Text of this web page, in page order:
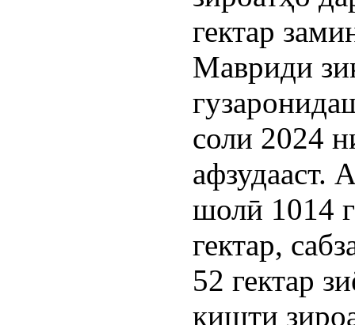
гектар
Мавриди
соли 2024
афзудааст.
шолӣ 1014
гектар,
52 гектар
кишти